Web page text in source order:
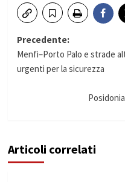
Navigazione
articolo
Precedente:
Menfi–Porto Palo e strade
urgenti per la sicurezza
Articoli correlati